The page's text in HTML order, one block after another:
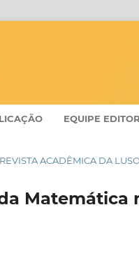
EQUIPE
ACADÊMICA DA
Matemática